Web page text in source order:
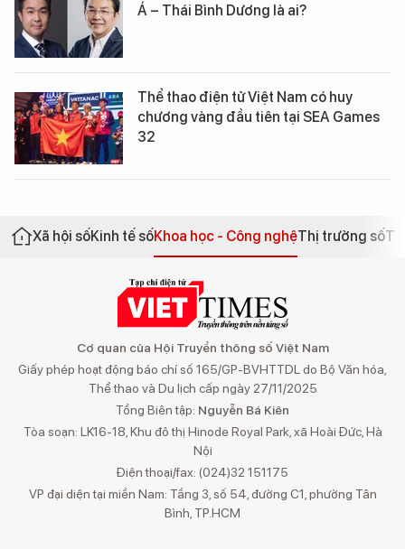
Á – Thái Bình Dương là ai?
Thể thao điện tử Việt Nam có huy
chương vàng đầu tiên tại SEA Games
32
Xã hội sốKinh tế sốKhoa học - Công nghệThị trường số
Cơ quan của Hội Truyền thông số Việt Nam
Giấy phép hoạt động báo chí số 165/GP-BVHTTDL do Bộ Văn hóa,
Thể thao và Du lịch cấp ngày 27/11/2025
Tổng Biên tập: Nguyễn Bá Kiên
Tòa soạn: LK16-18, Khu đô thị Hinode Royal Park, xã Hoài Đức, Hà
Nội
Điện thoại/fax: (024)32 151175
VP đại diện tại miền Nam: Tầng 3, số 54, đường C1, phường Tân
Bình, TP.HCM